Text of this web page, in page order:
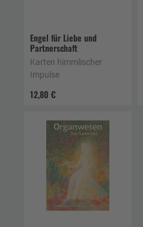
Engel für Liebe und
Partnerschaft
12,80 €
Karten himmlischer
Impulse